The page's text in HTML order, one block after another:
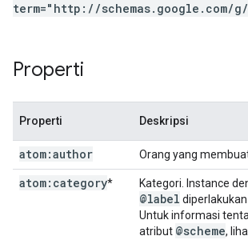
term="http://schemas.google.com/
Properti
Properti Deskripsi
atom:author Orang yang
atom:category* Kategori. Instance
@label
Untuk informasi
atribut @scheme,